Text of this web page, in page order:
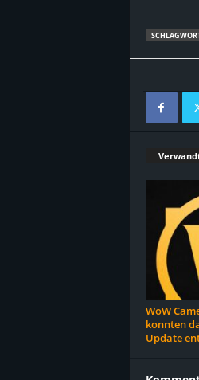
WoW
konnten
Update